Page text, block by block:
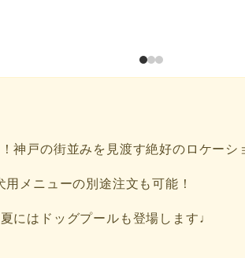
神戸の街並みを見渡す絶好のロケーシ
メニューの別途注文も可能！
にはドッグプールも登場します♩